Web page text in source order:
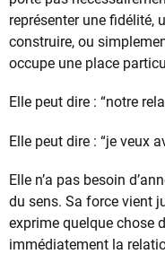
représenter une fidélité,
construire, ou
occupe une place
Elle peut dire : “notre
Elle peut dire : “je veux
Elle n’a pas besoin
du sens. Sa force vient
exprime quelque chose
immédiatement la